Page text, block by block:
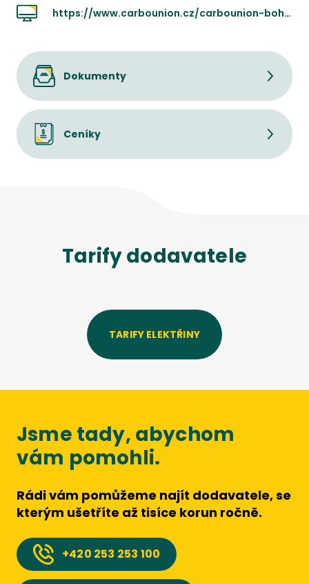
https://www.carbounion.cz/carbounion-bohemia
Dokumenty
Ceníky
Tarify dodavatele
TARIFY ELEKTŘINY
Jsme tady, abychom
vám pomohli.
Rádi vám pomůžeme najít dodavatele, se
kterým ušetříte až tisíce korun ročně.
+420 253 253 100